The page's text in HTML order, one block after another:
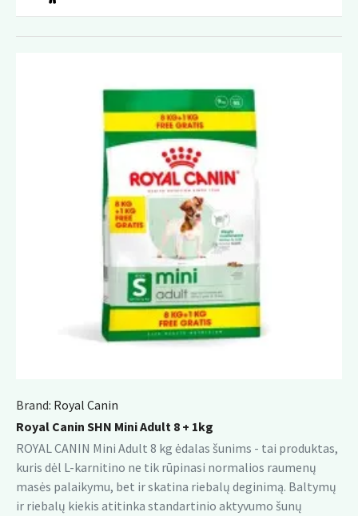
Brand: Royal Canin
Royal Canin SHN Mini Adult 8 + 1kg
ROYAL CANIN Mini Adult 8 kg ėdalas šunims - tai produktas,
kuris dėl L-karnitino ne tik rūpinasi normalios raumenų
masės palaikymu, bet ir skatina riebalų deginimą. Baltymų
ir riebalų kiekis atitinka standartinio aktyvumo šunų